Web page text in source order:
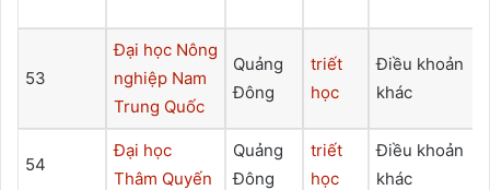
53
Đại học Nông
nghiệp Nam
Trung Quốc
Quảng
Đông
triết
học
Điều khoản
khác
54
Đại học
Thâm Quyến
Quảng
Đông
triết
học
Điều khoản
khác